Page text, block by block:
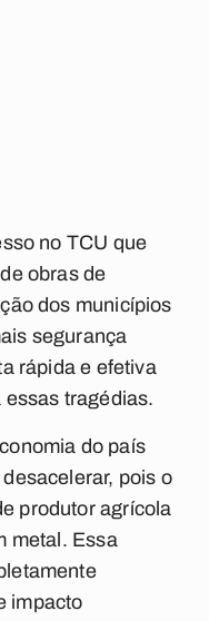
no TCU que
obras de
dos municípios
segurança
rápida e efetiva
tragédias.
do país
pois o
produtor agrícola
metal. Essa
impacto